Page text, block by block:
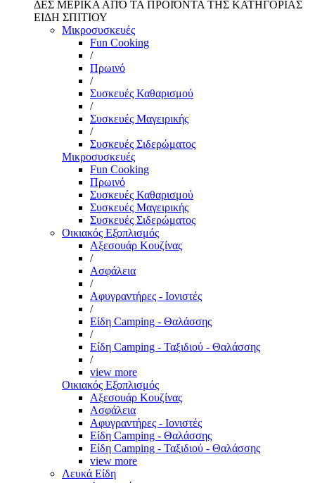
ΔΕΣ ΜΕΡΙΚΑ ΑΠΌ ΤΑ ΠΡΟΪΌΝΤΑ ΤΗΣ ΚΑΤΗΓΟΡΙΑΣ
ΕΙΔΗ ΣΠΙΤΙΟΥ
Μικροσυσκευές
Fun Cooking
/
Πρωινό
/
Συσκευές Καθαρισμού
/
Συσκευές Μαγειρικής
/
Συσκευές Σιδερώματος
Μικροσυσκευές
Fun Cooking
Πρωινό
Συσκευές Καθαρισμού
Συσκευές Μαγειρικής
Συσκευές Σιδερώματος
Οικιακός Εξοπλισμός
Αξεσουάρ Κουζίνας
/
Ασφάλεια
/
Αφυγραντήρες - Ιονιστές
/
Είδη Camping - Θαλάσσης
/
Είδη Camping - Ταξιδιού - Θαλάσσης
/
view more
Οικιακός Εξοπλισμός
Αξεσουάρ Κουζίνας
Ασφάλεια
Αφυγραντήρες - Ιονιστές
Είδη Camping - Θαλάσσης
Είδη Camping - Ταξιδιού - Θαλάσσης
view more
Λευκά Είδη